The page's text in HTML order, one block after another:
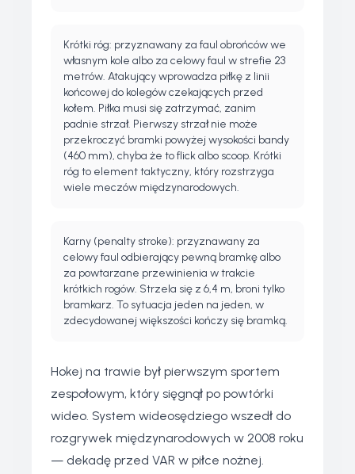
Krótki róg: przyznawany za faul obrońców we
własnym kole albo za celowy faul w strefie 23
metrów. Atakujący wprowadza piłkę z linii
końcowej do kolegów czekających przed
kołem. Piłka musi się zatrzymać, zanim
padnie strzał. Pierwszy strzał nie może
przekroczyć bramki powyżej wysokości bandy
(460 mm), chyba że to flick albo scoop. Krótki
róg to element taktyczny, który rozstrzyga
wiele meczów międzynarodowych.
Karny (penalty stroke): przyznawany za
celowy faul odbierający pewną bramkę albo
za powtarzane przewinienia w trakcie
krótkich rogów. Strzela się z 6,4 m, broni tylko
bramkarz. To sytuacja jeden na jeden, w
zdecydowanej większości kończy się bramką.
Hokej na trawie był pierwszym sportem
zespołowym, który sięgnął po powtórki
wideo. System wideosędziego wszedł do
rozgrywek międzynarodowych w 2008 roku
— dekadę przed VAR w piłce nożnej.